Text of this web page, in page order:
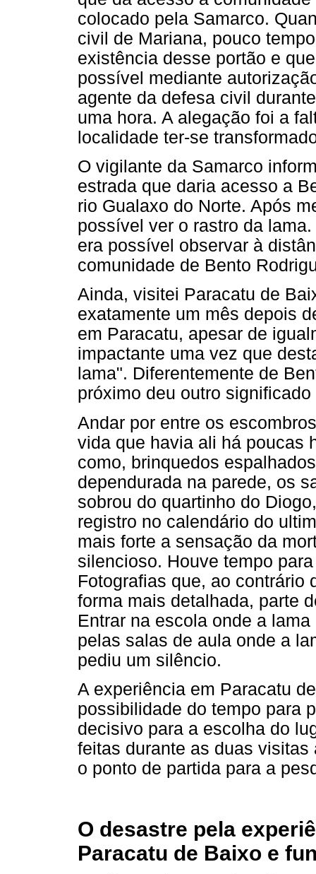
colocado pela Samarco.
civil de Mariana, pouco
existência desse portão e
possível mediante
agente da defesa civil
uma hora. A alegação foi a
localidade ter-se
O vigilante da Samarco
estrada que daria acesso a
rio Gualaxo do Norte. Após
possível ver o rastro da
era possível observar à
comunidade de Bento
Ainda, visitei Paracatu de
exatamente um mês depois
em Paracatu, apesar de
impactante uma vez que
lama". Diferentemente de
próximo deu outro
Andar por entre os
vida que havia ali há poucas
como, brinquedos
dependurada na parede, os
sobrou do quartinho do
registro no calendário do
mais forte a sensação da
silencioso. Houve tempo
Fotografias que, ao contrário
forma mais detalhada, parte
Entrar na escola onde a
pelas salas de aula onde a
pediu um silêncio.
A experiência em Paracatu
possibilidade do tempo para
decisivo para a escolha do
feitas durante as duas
o ponto de partida para a
O desastre pela
Paracatu de Baixo e